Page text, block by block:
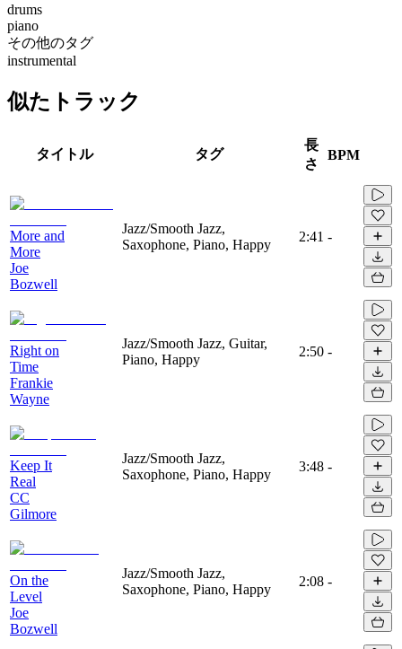
drums
piano
その他のタグ
instrumental
似たトラック
タイトル タグ
長
さ
BPM
More and
More
Joe
Bozwell
Jazz/Smooth Jazz,
Saxophone, Piano, Happy
2:41 -
Right on
Time
Frankie
Wayne
Jazz/Smooth Jazz, Guitar,
Piano, Happy
2:50 -
Keep It
Real
CC
Gilmore
Jazz/Smooth Jazz,
Saxophone, Piano, Happy
3:48 -
On the
Level
Joe
Bozwell
Jazz/Smooth Jazz,
Saxophone, Piano, Happy
2:08 -